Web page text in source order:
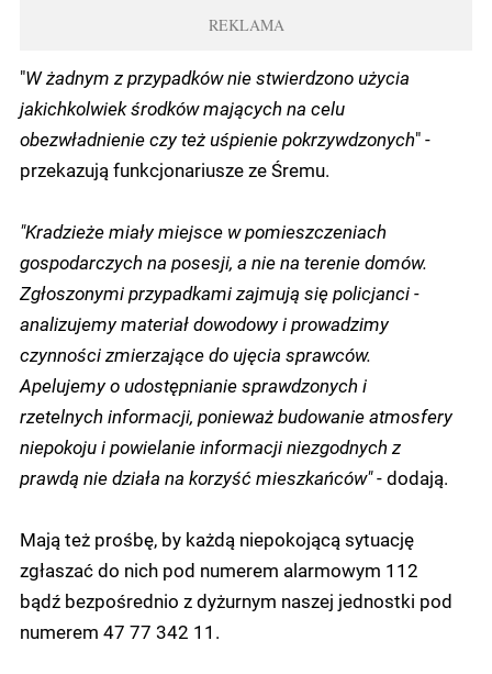
REKLAMA
"W żadnym z przypadków nie stwierdzono użycia
jakichkolwiek środków mających na celu
obezwładnienie czy też uśpienie pokrzywdzonych" -
przekazują funkcjonariusze ze Śremu.
"Kradzieże miały miejsce w pomieszczeniach
gospodarczych na posesji, a nie na terenie domów.
Zgłoszonymi przypadkami zajmują się policjanci -
analizujemy materiał dowodowy i prowadzimy
czynności zmierzające do ujęcia sprawców.
Apelujemy o udostępnianie sprawdzonych i
rzetelnych informacji, ponieważ budowanie atmosfery
niepokoju i powielanie informacji niezgodnych z
prawdą nie działa na korzyść mieszkańców"- dodają.
Mają też prośbę, by każdą niepokojącą sytuację
zgłaszać do nich pod numerem alarmowym 112
bądź bezpośrednio z dyżurnym naszej jednostki pod
numerem 47 77 342 11.